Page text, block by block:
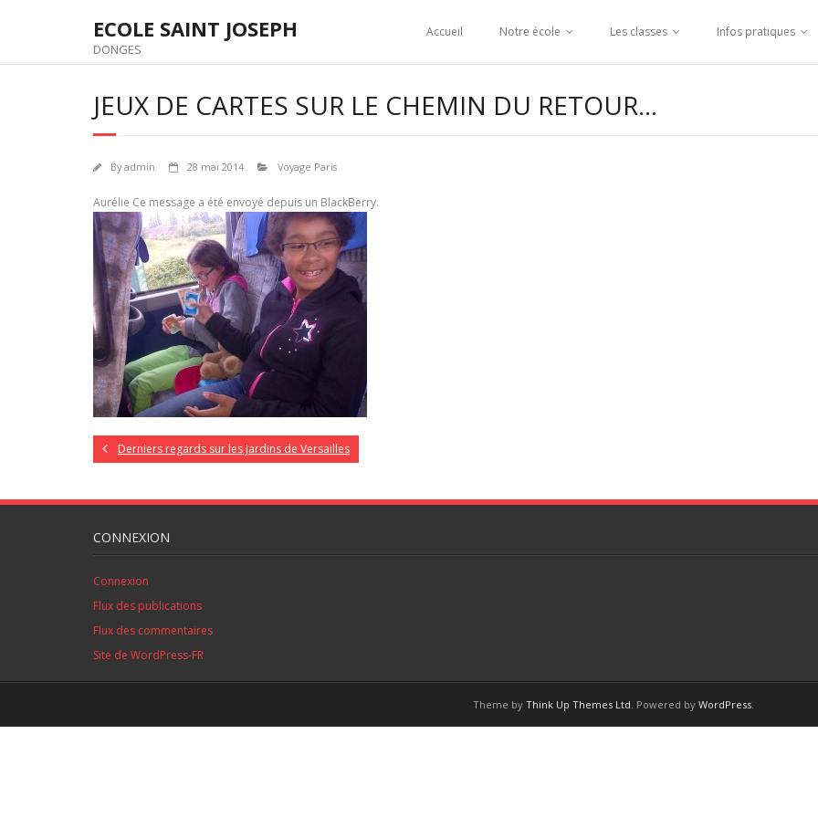
ECOLE SAINT JOSEPH
DONGES
Accueil Notre école Les classes Infos pratiques
JEUX DE CARTES SUR LE CHEMIN DU RETOUR…
Byadmin 28 mai 2014 Voyage Paris
Aurélie Ce message a été envoyé depuis un BlackBerry.
Derniers regards sur les jardins de Versailles
CONNEXION
Connexion
Flux des publications
Flux des commentaires
Site de WordPress-FR
Theme by Think Up Themes Ltd. Powered by WordPress.